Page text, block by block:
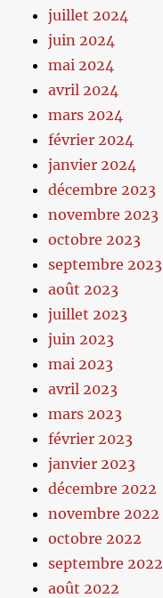
juillet 2024
juin 2024
mai 2024
avril 2024
mars 2024
février 2024
janvier 2024
décembre 2023
novembre 2023
octobre 2023
septembre 2023
août 2023
juillet 2023
juin 2023
mai 2023
avril 2023
mars 2023
février 2023
janvier 2023
décembre 2022
novembre 2022
octobre 2022
septembre 2022
août 2022